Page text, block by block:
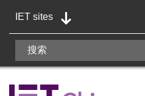
IET sites